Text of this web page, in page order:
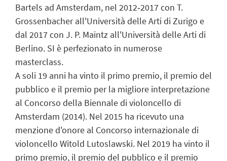
Bartels ad Amsterdam, nel 2012‑2017 con T.
Grossenbacher all'Università delle Arti di Zurigo e
dal 2017 con J. P. Maintz all'Università delle Arti di
Berlino. SI è perfezionato in numerose
masterclass.
A soli 19 anni ha vinto il primo premio, il premio del
pubblico e il premio per la migliore interpretazione
al Concorso della Biennale di violoncello di
Amsterdam (2014). Nel 2015 ha ricevuto una
menzione d'onore al Concorso internazionale di
violoncello Witold Lutoslawski. Nel 2019 ha vinto il
primo premio, il premio del pubblico e il premio